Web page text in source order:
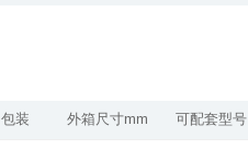
包装 外箱尺寸mm 可配套型号